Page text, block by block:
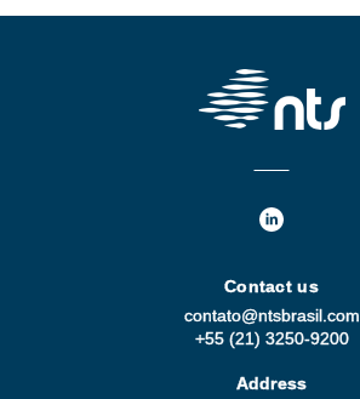
Contact us
contato@ntsbrasil.com
+55 (21) 3250-9200
Address